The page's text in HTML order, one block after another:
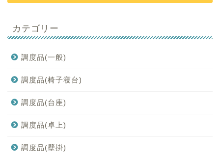
カテゴリー
調度品(一般)
調度品(椅子寝台)
調度品(台座)
調度品(卓上)
調度品(壁掛)